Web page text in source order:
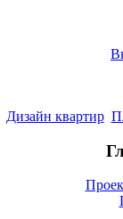
Дизайн квартир